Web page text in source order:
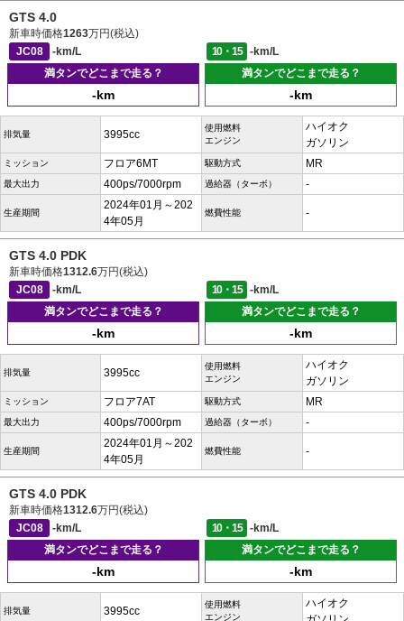
GTS 4.0
新車時価格1263万円(税込)
JC08
-km/L 10・15
-km/L
満タンでどこまで走る？
-km
満タンでどこまで走る？
-km
排気量 3995cc
使用燃料
エンジン
ハイオク
ガソリン
ミッション フロア6MT 駆動方式 MR
最大出力 400ps/7000rpm 過給器（ターボ） -
生産期間
2024年01月～202
4年05月
燃費性能 -
GTS 4.0 PDK
新車時価格1312.6万円(税込)
JC08
-km/L 10・15
-km/L
満タンでどこまで走る？
-km
満タンでどこまで走る？
-km
排気量 3995cc
使用燃料
エンジン
ハイオク
ガソリン
ミッション フロア7AT 駆動方式 MR
最大出力 400ps/7000rpm 過給器（ターボ） -
生産期間
2024年01月～202
4年05月
燃費性能 -
GTS 4.0 PDK
新車時価格1312.6万円(税込)
JC08
-km/L 10・15
-km/L
満タンでどこまで走る？
-km
満タンでどこまで走る？
-km
排気量 3995cc
使用燃料
エンジン
ハイオク